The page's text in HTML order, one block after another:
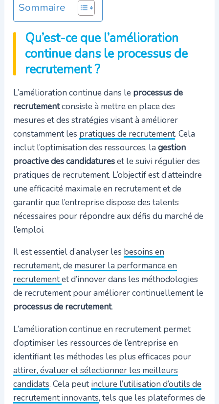
Sommaire
Qu’est-ce que l’amélioration
continue dans le processus de
recrutement ?
L’amélioration continue dans le processus de
recrutementconsiste à mettre en place des
mesures et des stratégies visant à améliorer
constamment les pratiques de recrutement. Cela
inclut l’optimisation des ressources, la gestion
proactive des candidatureset le suivi régulier des
pratiques de recrutement. L’objectif est d’atteindre
une efficacité maximale en recrutement et de
garantir que l’entreprise dispose des talents
nécessaires pour répondre aux défis du marché de
l’emploi.
Il est essentiel d’analyser les besoins en
recrutement, de mesurer la performance en
recrutementet d’innover dans les méthodologies
de recrutement pour améliorer continuellement le
processus de recrutement.
L’amélioration continue en recrutement permet
d’optimiser les ressources de l’entreprise en
identifiant les méthodes les plus efficaces pour
attirer, évaluer et sélectionner les meilleurs
candidats. Cela peutinclure l’utilisation d’outils de
recrutement innovants, tels que les plateformes de